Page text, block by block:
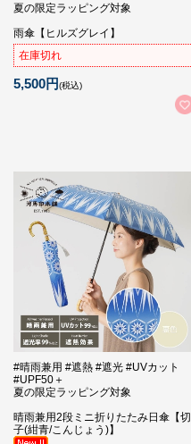
夏の限定ラッピング対象
雨傘【ヒルズグレイ】
在庫切れ
5,500円(税込)
#晴雨兼用 #遮熱 #遮光 #UVカット
#UPF50＋
夏の限定ラッピング対象
晴雨兼用2段ミニ折りたたみ日傘【切
子(紺青/こんじょう)】